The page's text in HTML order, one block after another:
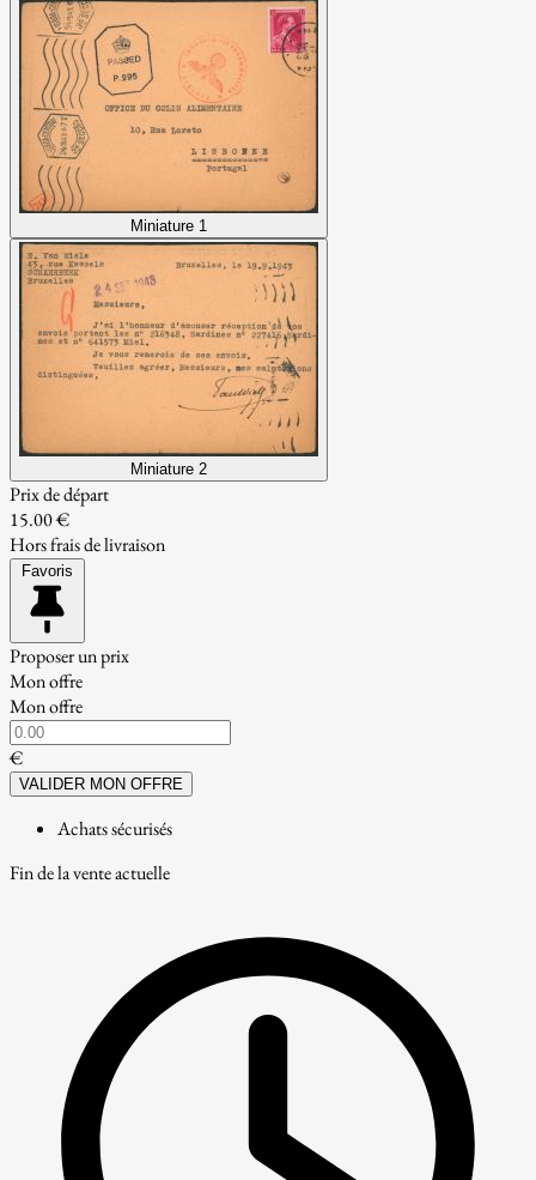
Miniature 1
Miniature 2
Prix de départ
15.00 €
Hors frais de livraison
Favoris
Proposer un prix
Mon offre
Mon offre
€
VALIDER MON OFFRE
Achats sécurisés
Fin de la vente actuelle